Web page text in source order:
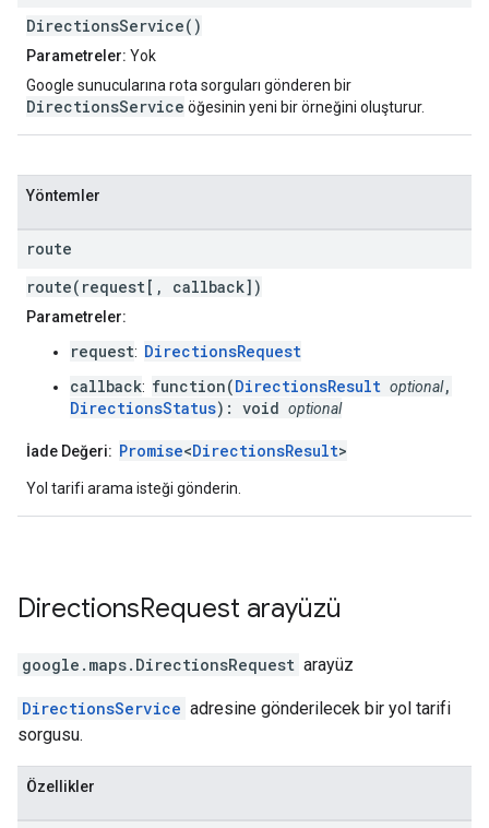
DirectionsService()
Parametreler: Yok
Google sunucularına rota sorguları gönderen bir
DirectionsService öğesinin yeni bir örneğini oluşturur.
Yöntemler
route
route(request[, callback])
Parametreler:
request: DirectionsRequest
callback: function(DirectionsResult optional,
DirectionsStatus): void optional
İade Değeri: Promise<DirectionsResult>
Yol tarifi arama isteği gönderin.
DirectionsRequest arayüzü
google.maps. DirectionsRequest arayüz
DirectionsService adresine gönderilecek bir yol tarifi
sorgusu.
Özellikler